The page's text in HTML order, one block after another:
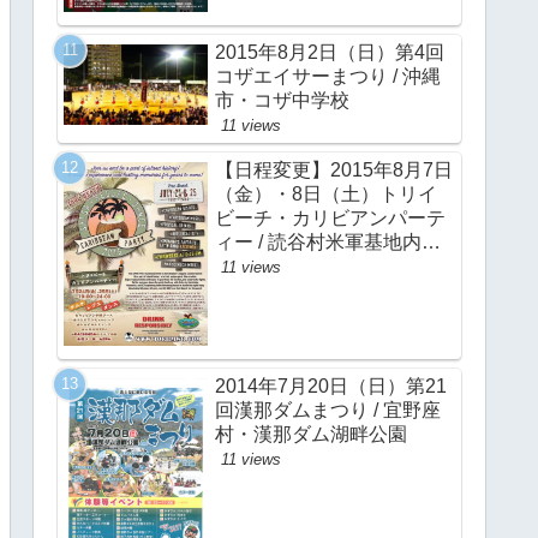
2015年8月2日（日）第4回
コザエイサーまつり / 沖縄
市・コザ中学校
11 views
【日程変更】2015年8月7日
（金）・8日（土）トリイ
ビーチ・カリビアンパーテ
ィー / 読谷村米軍基地内ト
リイビーチ
11 views
2014年7月20日（日）第21
回漢那ダムまつり / 宜野座
村・漢那ダム湖畔公園
11 views